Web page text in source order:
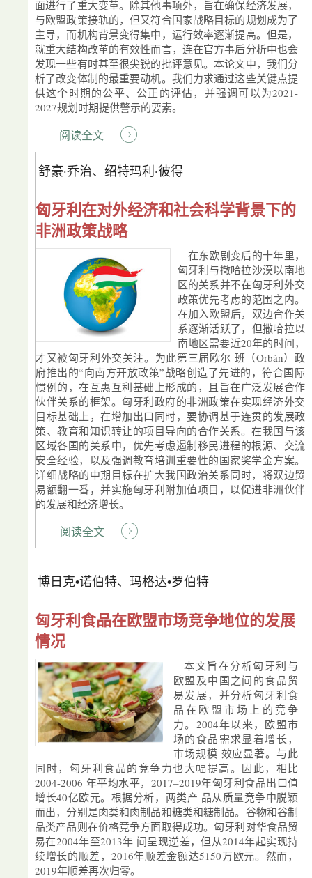
面进行了重大变革。除其他事项外，旨在确保经济发展，
与欧盟政策接轨的，但又符合国家战略目标的规划成为了
主导，而机构背景变得集中，运行效率逐渐提高。但是，
就重大结构改革的有效性而言，连在官方事后分析中也会
发现一些有时甚至很尖锐的批评意见。本论文中，我们分
析了改变体制的最重要动机。我们力求通过这些关键点提
供这个时期的公平、公正的评估，并强调可以为2021-
2027规划时期提供警示的要素。
阅读全文
舒豪·乔治、绍特玛利·彼得
匈牙利在对外经济和社会科学背景下的
非洲政策战略
在东欧剧变后的十年里，
匈牙利与撒哈拉沙漠以南地
区的关系并不在匈牙利外交
政策优先考虑的范围之内。
在加入欧盟后，双边合作关
系逐渐活跃了，但撒哈拉以
南地区需要近20年的时间，
才又被匈牙利外交关注。为此第三届欧尔 班（Orbán）政
府推出的“向南方开放政策”战略创造了先进的，符合国际
惯例的，在互惠互利基础上形成的，且旨在广泛发展合作
伙伴关系的框架。匈牙利政府的非洲政策在实现经济外交
目标基础上，在增加出口同时，要协调基于连贯的发展政
策、教育和知识转让的项目导向的合作关系。在我国与该
区域各国的关系中，优先考虑遏制移民进程的根源、交流
安全经验，以及强调教育培训重要性的国家奖学金方案。
详细战略的中期目标在扩大我国政治关系同时，将双边贸
易额翻一番，并实施匈牙利附加值项目，以促进非洲伙伴
的发展和经济增长。
阅读全文
博日克•诺伯特、玛格达•罗伯特
匈牙利食品在欧盟市场竞争地位的发展
情况
本文旨在分析匈牙利与
欧盟及中国之间的食品贸
易发展，并分析匈牙利食
品在欧盟市场上的竞争
力。2004年以来，欧盟市
场的食品需求显着增长，
市场规模 效应显著。与此
同时，匈牙利食品的竞争力也大幅提高。因此，相比
2004-2006 年平均水平，2017–2019年匈牙利食品出口值
增长40亿欧元。根据分析，两类产 品从质量竞争中脱颖
而出，分别是肉类和肉制品和糖类和糖制品。谷物和谷制
品类产品则在价格竞争方面取得成功。匈牙利对华食品贸
易在2004年至2013年 间呈现逆差，但从2014年起实现持
续增长的顺差，2016年顺差金额达5150万欧元。然而，
2019年顺差再次归零。